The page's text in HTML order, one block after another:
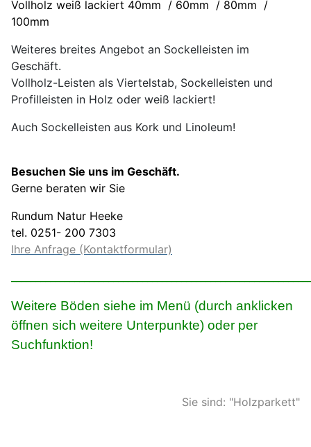
Vollholz weiß lackiert 40mm / 60mm / 80mm /
100mm
Weiteres breites Angebot an Sockelleisten im
Geschäft.
Vollholz-Leisten als Viertelstab, Sockelleisten und
Profilleisten in Holz oder weiß lackiert!
Auch Sockelleisten aus Kork und Linoleum!
Besuchen Sie uns im Geschäft.
Gerne beraten wir Sie
Rundum Natur Heeke
tel. 0251- 200 7303
Ihre Anfrage (Kontaktformular)
Weitere Böden siehe im Menü (durch anklicken
öffnen sich weitere Unterpunkte) oder per
Suchfunktion!
Sie sind: "Holzparkett"